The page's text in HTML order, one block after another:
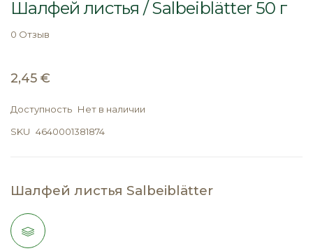
началу
галереи
Шалфей листья / Salbeiblätter 50 г
0 Отзыв
2,45 €
Доступность Нет в наличии
SKU 4640001381874
Шалфей листья Salbeiblätter